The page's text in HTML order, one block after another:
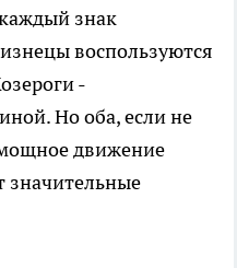
знак
воспользуются
-
Но оба, если не
движение
значительные